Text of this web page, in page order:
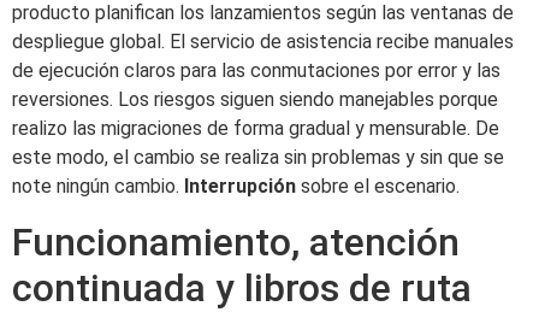
producto planifican los lanzamientos según las ventanas de
despliegue global. El servicio de asistencia recibe manuales
de ejecución claros para las conmutaciones por error y las
reversiones. Los riesgos siguen siendo manejables porque
realizo las migraciones de forma gradual y mensurable. De
este modo, el cambio se realiza sin problemas y sin que se
note ningún cambio. Interrupción sobre el escenario.
Funcionamiento, atención
continuada y libros de ruta